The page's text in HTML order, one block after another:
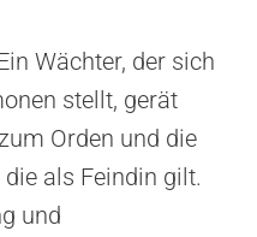
Wächter, der sich
stellt, gerät
Orden und die
als Feindin gilt.
und